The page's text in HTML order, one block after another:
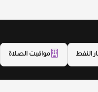
النفط مواقيت الصلاة